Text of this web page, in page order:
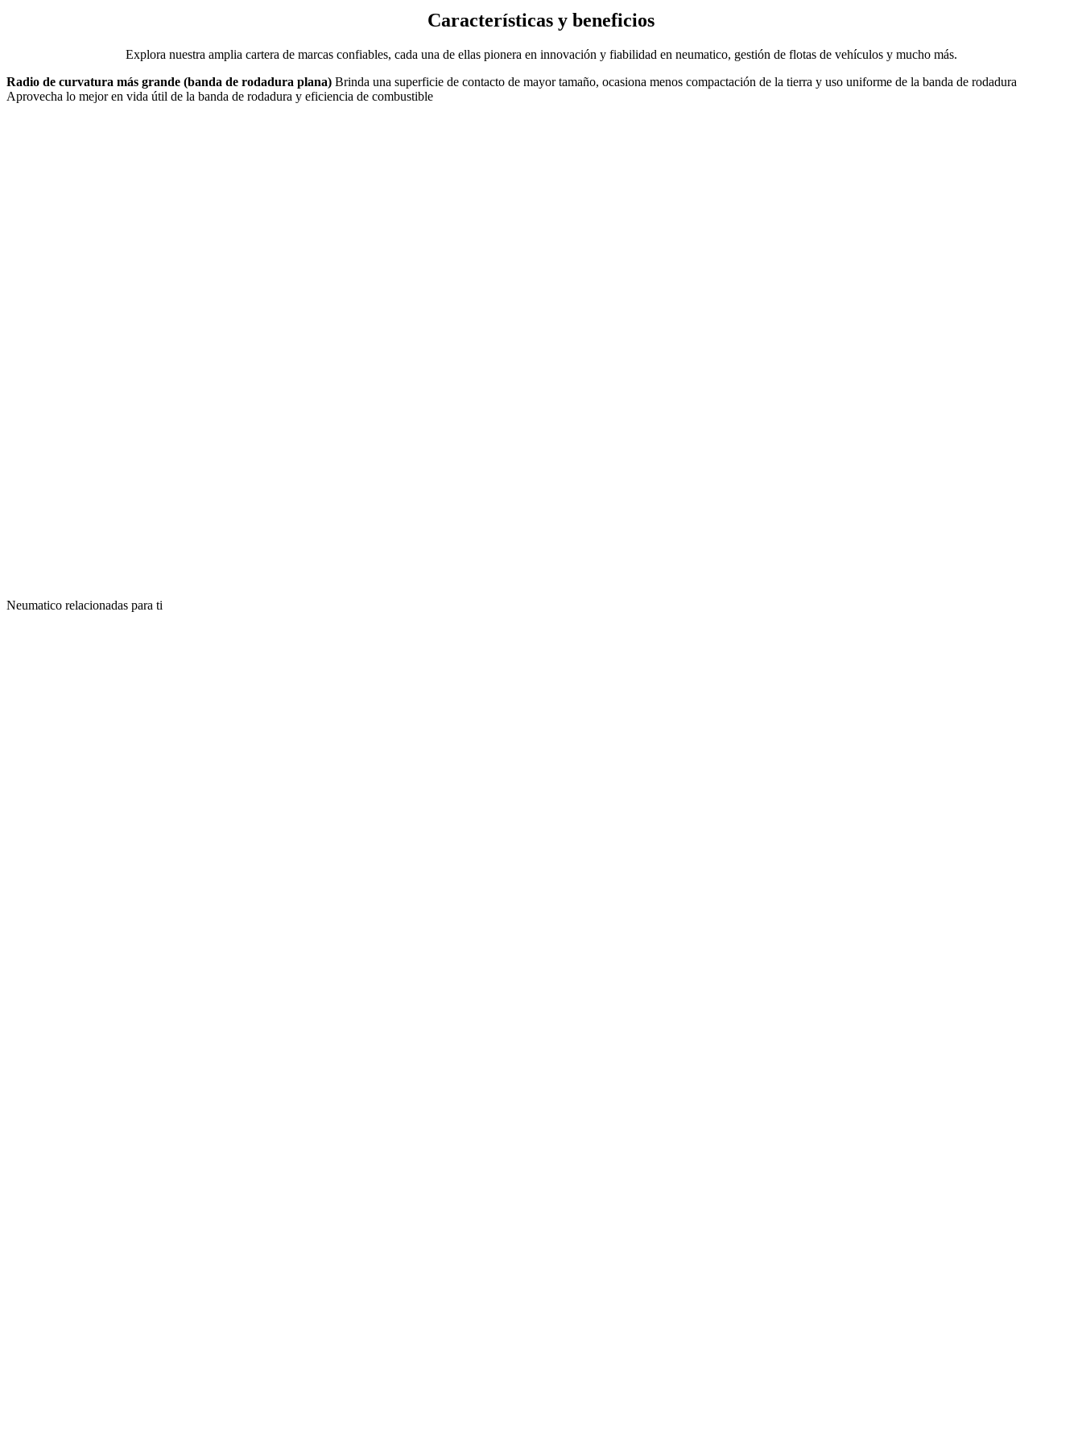
Características y beneficios
Explora nuestra amplia cartera de marcas confiables, cada una de ellas pionera en innovación y fiabilidad en neumatico, gestión de flotas de vehículos y mucho más.
Radio de curvatura más grande (banda de rodadura plana) Brinda una superficie de contacto de mayor tamaño, ocasiona menos compactación de la tierra y uso uniforme de la banda de rodadura
Aprovecha lo mejor en vida útil de la banda de rodadura y eficiencia de combustible
Neumatico relacionadas para ti